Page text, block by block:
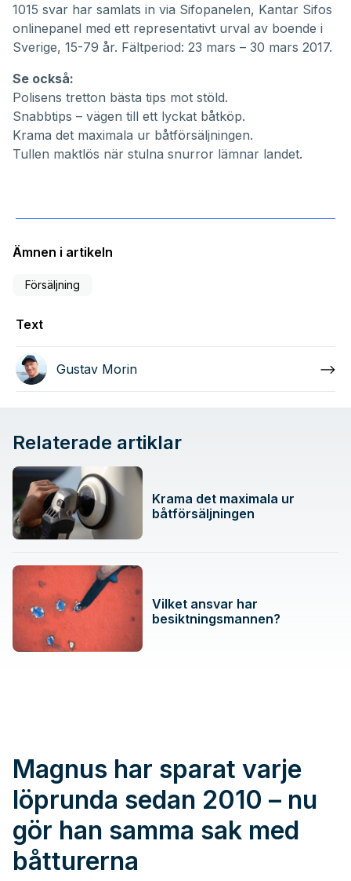
1015 svar har samlats in via Sifopanelen, Kantar Sifos
onlinepanel med ett representativt urval av boende i
Sverige, 15-79 år. Fältperiod: 23 mars – 30 mars 2017.
Se också:
Polisens tretton bästa tips mot stöld.
Snabbtips – vägen till ett lyckat båtköp.
Krama det maximala ur båtförsäljningen.
Tullen maktlös när stulna snurror lämnar landet.
Ämnen i artikeln
Försäljning
Text
Gustav Morin
Relaterade artiklar
Krama det maximala ur
båtförsäljningen
Vilket ansvar har
besiktningsmannen?
Magnus har sparat varje
löprunda sedan 2010 – nu
gör han samma sak med
båtturerna